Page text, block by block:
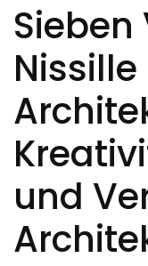
Sieben
Nissille
und